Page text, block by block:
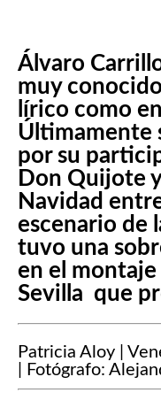
Álvaro
muy
lírico como
Últimamente
por su
Don Quijote
Navidad
escenario de
tuvo una
en el
Sevilla que
Patricia Aloy |
| Fotógrafo: